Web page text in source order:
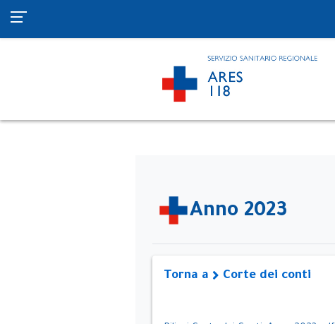
Anno 2023
Torna a Corte dei conti